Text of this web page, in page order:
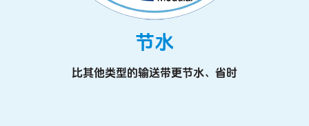
节水
比其他类型的输送带更节水、省时